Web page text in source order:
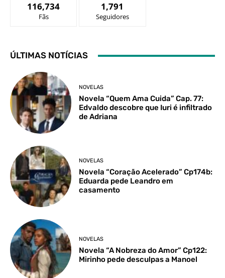
116,734
Fãs
1,791
Seguidores
ÚLTIMAS NOTÍCIAS
NOVELAS
Novela “Quem Ama Cuida” Cap. 77:
Edvaldo descobre que Iuri é infiltrado
de Adriana
NOVELAS
Novela “Coração Acelerado” Cp174b:
Eduarda pede Leandro em
casamento
NOVELAS
Novela “A Nobreza do Amor” Cp122:
Mirinho pede desculpas a Manoel